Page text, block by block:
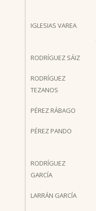
IGLESIAS VAREA
RODRÍGUEZ SÁIZ
RODRÍGUEZ
TEZANOS
PÉREZ RÁBAGO
PÉREZ PANDO
RODRÍGUEZ
GARCÍA
LARRÁN GARCÍA